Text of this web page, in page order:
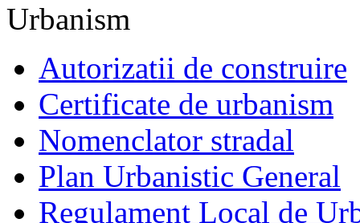
Urbanism
Autorizatii de construire
Certificate de urbanism
Nomenclator stradal
Plan Urbanistic General
Regulament Local de